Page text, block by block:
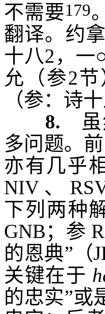
不需要179
翻译。约
十八2 ，一
允（参2
（参：诗
8. 虽
多问题。
亦有几乎
NIV 、
下列两种
GNB；参
的恩典”（
关键在于
的忠实”或